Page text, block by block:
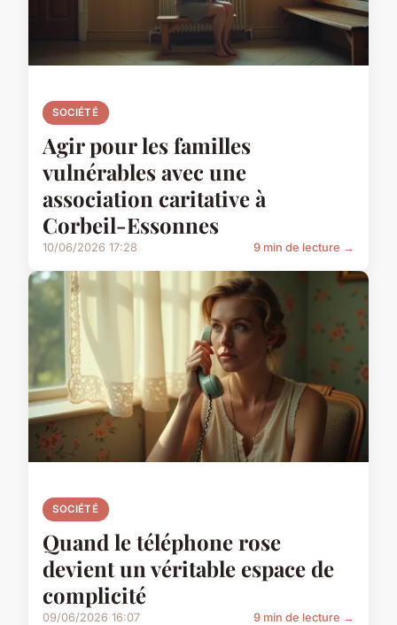
SOCIÉTÉ
Agir pour les familles
vulnérables avec une
association caritative à
Corbeil-Essonnes
10/06/2026 17:28 9 min de lecture →
SOCIÉTÉ
Quand le téléphone rose
devient un véritable espace de
complicité
09/06/2026 16:07 9 min de lecture →